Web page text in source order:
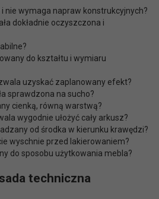
nie wymaga napraw konstrukcyjnych?
dokładnie oczyszczona i
do kształtu i wymiaru
uzyskać zaplanowany efekt?
sprawdzona na sucho?
cienką, równą warstwą?
wygodnie ułożyć cały arkusz?
od środka w kierunku krawędzi?
wyschnie przed lakierowaniem?
do sposobu użytkowania mebla?
techniczna